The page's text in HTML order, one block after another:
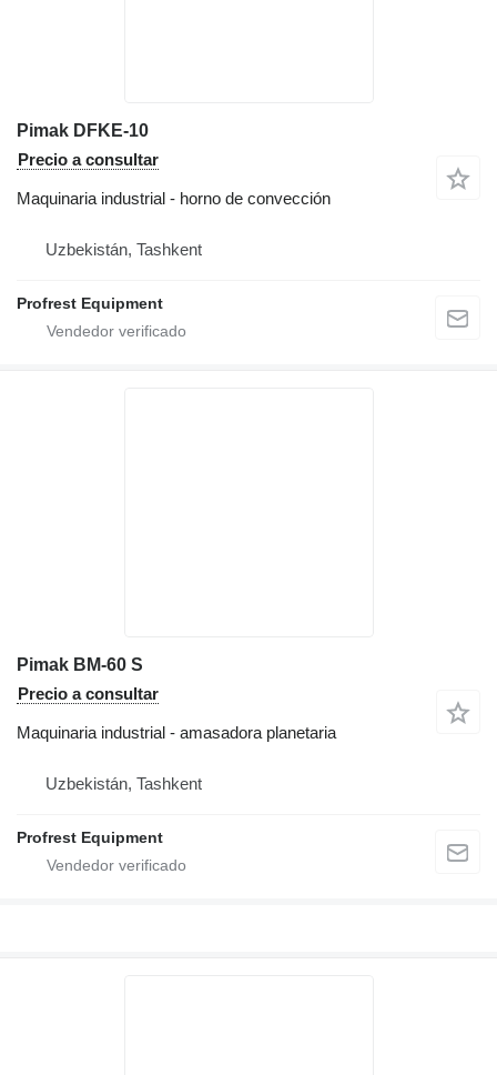
Pimak DFKE-10
Precio a consultar
Maquinaria industrial - horno de convección
Uzbekistán, Tashkent
Profrest Equipment
Pimak BM-60 S
Precio a consultar
Maquinaria industrial - amasadora planetaria
Uzbekistán, Tashkent
Profrest Equipment